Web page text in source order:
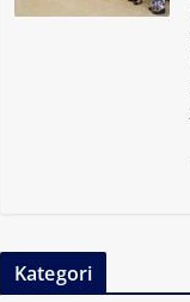
Kategori